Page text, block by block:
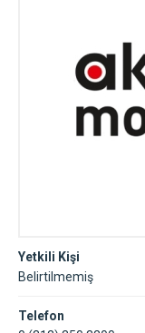
Yetkili Kişi
Belirtilmemiş
Telefon